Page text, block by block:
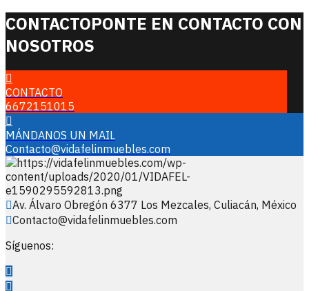
CONTACTOPONTE EN CONTACTO CON
NOSOTROS
CONTACTO
6672151015
MÁNDANOS UN MAIL
Contacto@vidafelinmuebles.com
Av. Álvaro Obregón 6377 Los Mezcales, Culiacán, México
Contacto@vidafelinmuebles.com
Síguenos: